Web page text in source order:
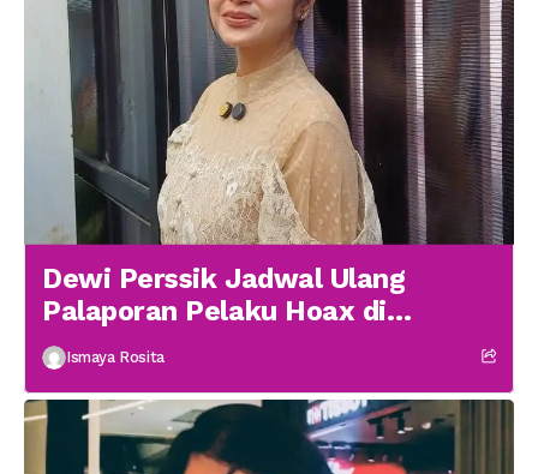
Dewi Perssik Jadwal Ulang
Palaporan Pelaku Hoax di
Medsos
Ismaya Rosita